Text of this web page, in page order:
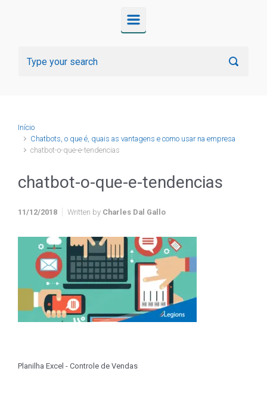
Início
Chatbots, o que é, quais as vantagens e como usar na empresa
chatbot-o-que-e-tendencias
chatbot-o-que-e-tendencias
11/12/2018 Written by Charles Dal Gallo
Planilha Excel - Controle de Vendas